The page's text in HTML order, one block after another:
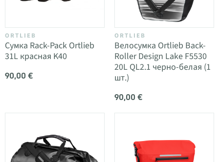
ORTLIEB
Сумка Rack-Pack Ortlieb
31L красная K40
90,00 €
ORTLIEB
Велосумка Ortlieb Back-
Roller Design Lake F5530
20L QL2.1 черно-белая (1
шт.)
90,00 €